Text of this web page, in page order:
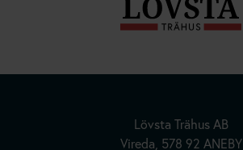
Kundanpassade HusLövsta Trähus AB
Vireda, 578 92 ANEBY